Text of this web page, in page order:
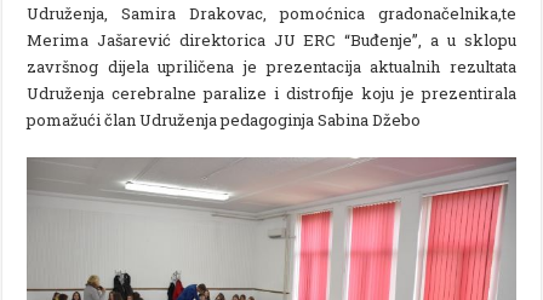
Udruženja, Samira Drakovac, pomoćnica gradonačelnika,te
Merima Jašarević direktorica JU ERC “Buđenje”, a u sklopu
završnog dijela upriličena je prezentacija aktualnih rezultata
Udruženja cerebralne paralize i distrofije koju je prezentirala
pomažući član Udruženja pedagoginja Sabina Džebo